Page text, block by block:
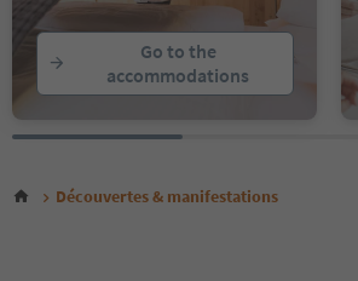
Go to the
accommodations
Découvertes & manifestations